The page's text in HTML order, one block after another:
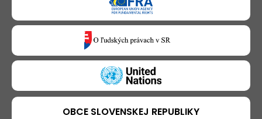
OBCE SLOVENSKEJ REPUBLIKY